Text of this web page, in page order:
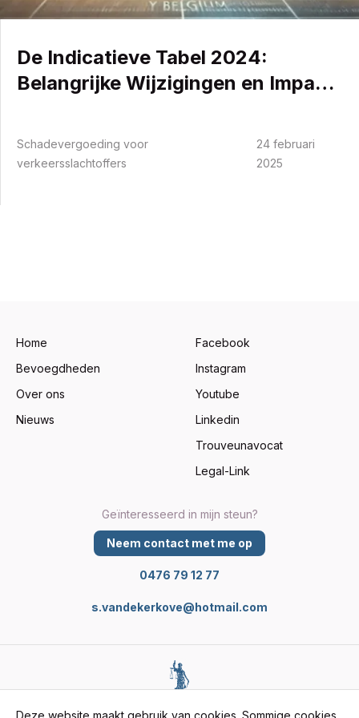
Deze website maakt gebruik van cookies. Sommige cookies
De Indicatieve Tabel 2024:
Belangrijke Wijzigingen en Impact
Schade in België
Schadevergoeding voor
verkeersslachtoffers
24 februari
2025
Home
Bevoegdheden
Over ons
Nieuws
Facebook
Instagram
Youtube
Linkedin
Trouveunavocat
Legal-Link
Geïnteresseerd in mijn steun?
Neem contact met me op
0476 79 12 77
s.vandekerkove@hotmail.com
Cookiebeleid